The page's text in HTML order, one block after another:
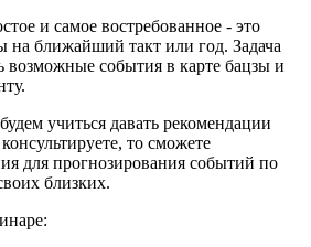
и самое востребованное - это
на ближайший такт или год. Задача
возможные события в карте бацзы и
учиться давать рекомендации
то сможете
для прогнозирования событий по
близких.